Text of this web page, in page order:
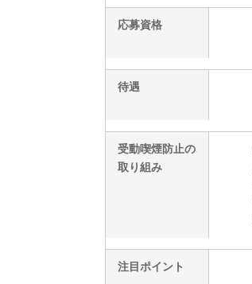
応募資格
待遇
受動喫煙防止の
取り組み
注目ポイント